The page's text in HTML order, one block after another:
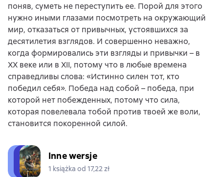
поняв, суметь не переступить ее. Порой для этого
нужно иными глазами посмотреть на окружающий
мир, отказаться от привычных, устоявшихся за
десятилетия взглядов. И совершенно неважно,
когда формировались эти взгляды и привычки – в
XX веке или в XII, потому что в любые времена
справедливы слова: «Истинно силен тот, кто
победил себя». Победа над собой – победа, при
которой нет побежденных, потому что сила,
которая повелевала тобой против твоей же воли,
становится покоренной силой.
Inne wersje
1 książka od 17,22 zł